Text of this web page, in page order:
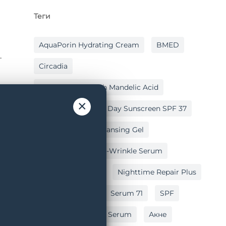
Теги
AquaPorin Hydrating Cream BMED
Circadia
Cleansing Gel With Mandelic Acid
Light Day Sunscreen SPF 37
Lipid Replacing Cleansing Gel
Myo-Cyte Plus Anti-Wrinkle Serum
Nighttime Repair Plus
Serum 71 SPF
Vitamin C Reversal Serum Акне
×